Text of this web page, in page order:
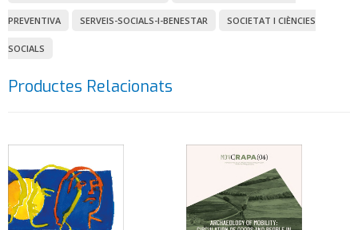
PREVENTIVA SERVEIS-SOCIALS-I-BENESTAR SOCIETAT I CIÈNCIES
SOCIALS
Productes Relacionats